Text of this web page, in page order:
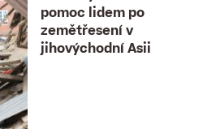
pomoc lidem po
zemětřesení v
jihovýchodní Asii